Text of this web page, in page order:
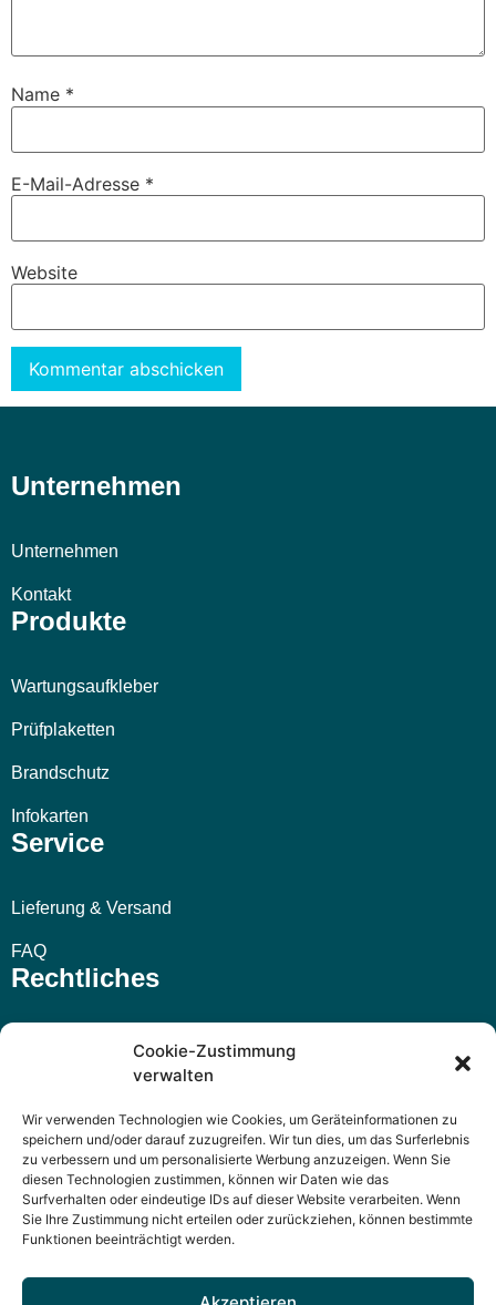
Cookie-Zustimmung
verwalten
Wir verwenden Technologien wie Cookies, um Geräteinformationen zu
speichern und/oder darauf zuzugreifen. Wir tun dies, um das Surferlebnis
zu verbessern und um personalisierte Werbung anzuzeigen. Wenn Sie
diesen Technologien zustimmen, können wir Daten wie das
Surfverhalten oder eindeutige IDs auf dieser Website verarbeiten. Wenn
Sie Ihre Zustimmung nicht erteilen oder zurückziehen, können bestimmte
Funktionen beeinträchtigt werden.
Name *
E-Mail-Adresse *
Website
Unternehmen
Unternehmen
Kontakt
Produkte
Wartungsaufkleber
Prüfplaketten
Brandschutz
Infokarten
Service
Lieferung & Versand
FAQ
Rechtliches
Widerrufsbelehrung
Datenschutzerklärung